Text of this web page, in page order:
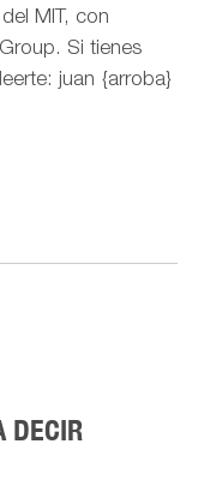
MIT, con
Si tienes
juan {arroba}
DECIR